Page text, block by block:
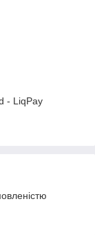
- LiqPay